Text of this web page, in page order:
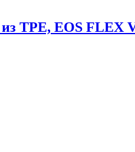
TPE, EOS FLEX